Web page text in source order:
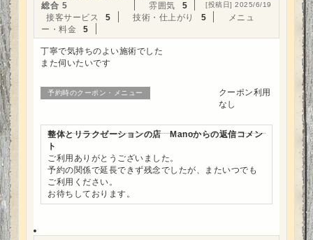
[投稿日] 2025/6/19
総合 5 雰囲気
5
接客サービス
5 技術・仕上がり 5
メニュ
ー・料金
5
丁寧で気持ちのよい施術でした
また伺いたいです
予約時のクーポン・メニュー
クーポン利用
なし
整体とリラクゼーションの店 Manoからの返信コメン
ト
ご利用ありがとうございました。
予約の関係で延長できず残念でしたが、またいつでも
ご利用ください。
お待ちしております。